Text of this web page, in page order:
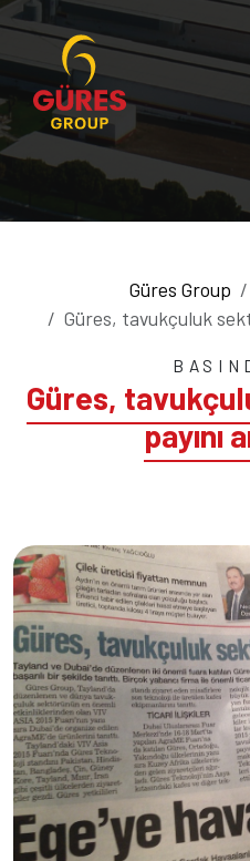
Güres Group
Güres, tavukçuluk
Güres,
payını